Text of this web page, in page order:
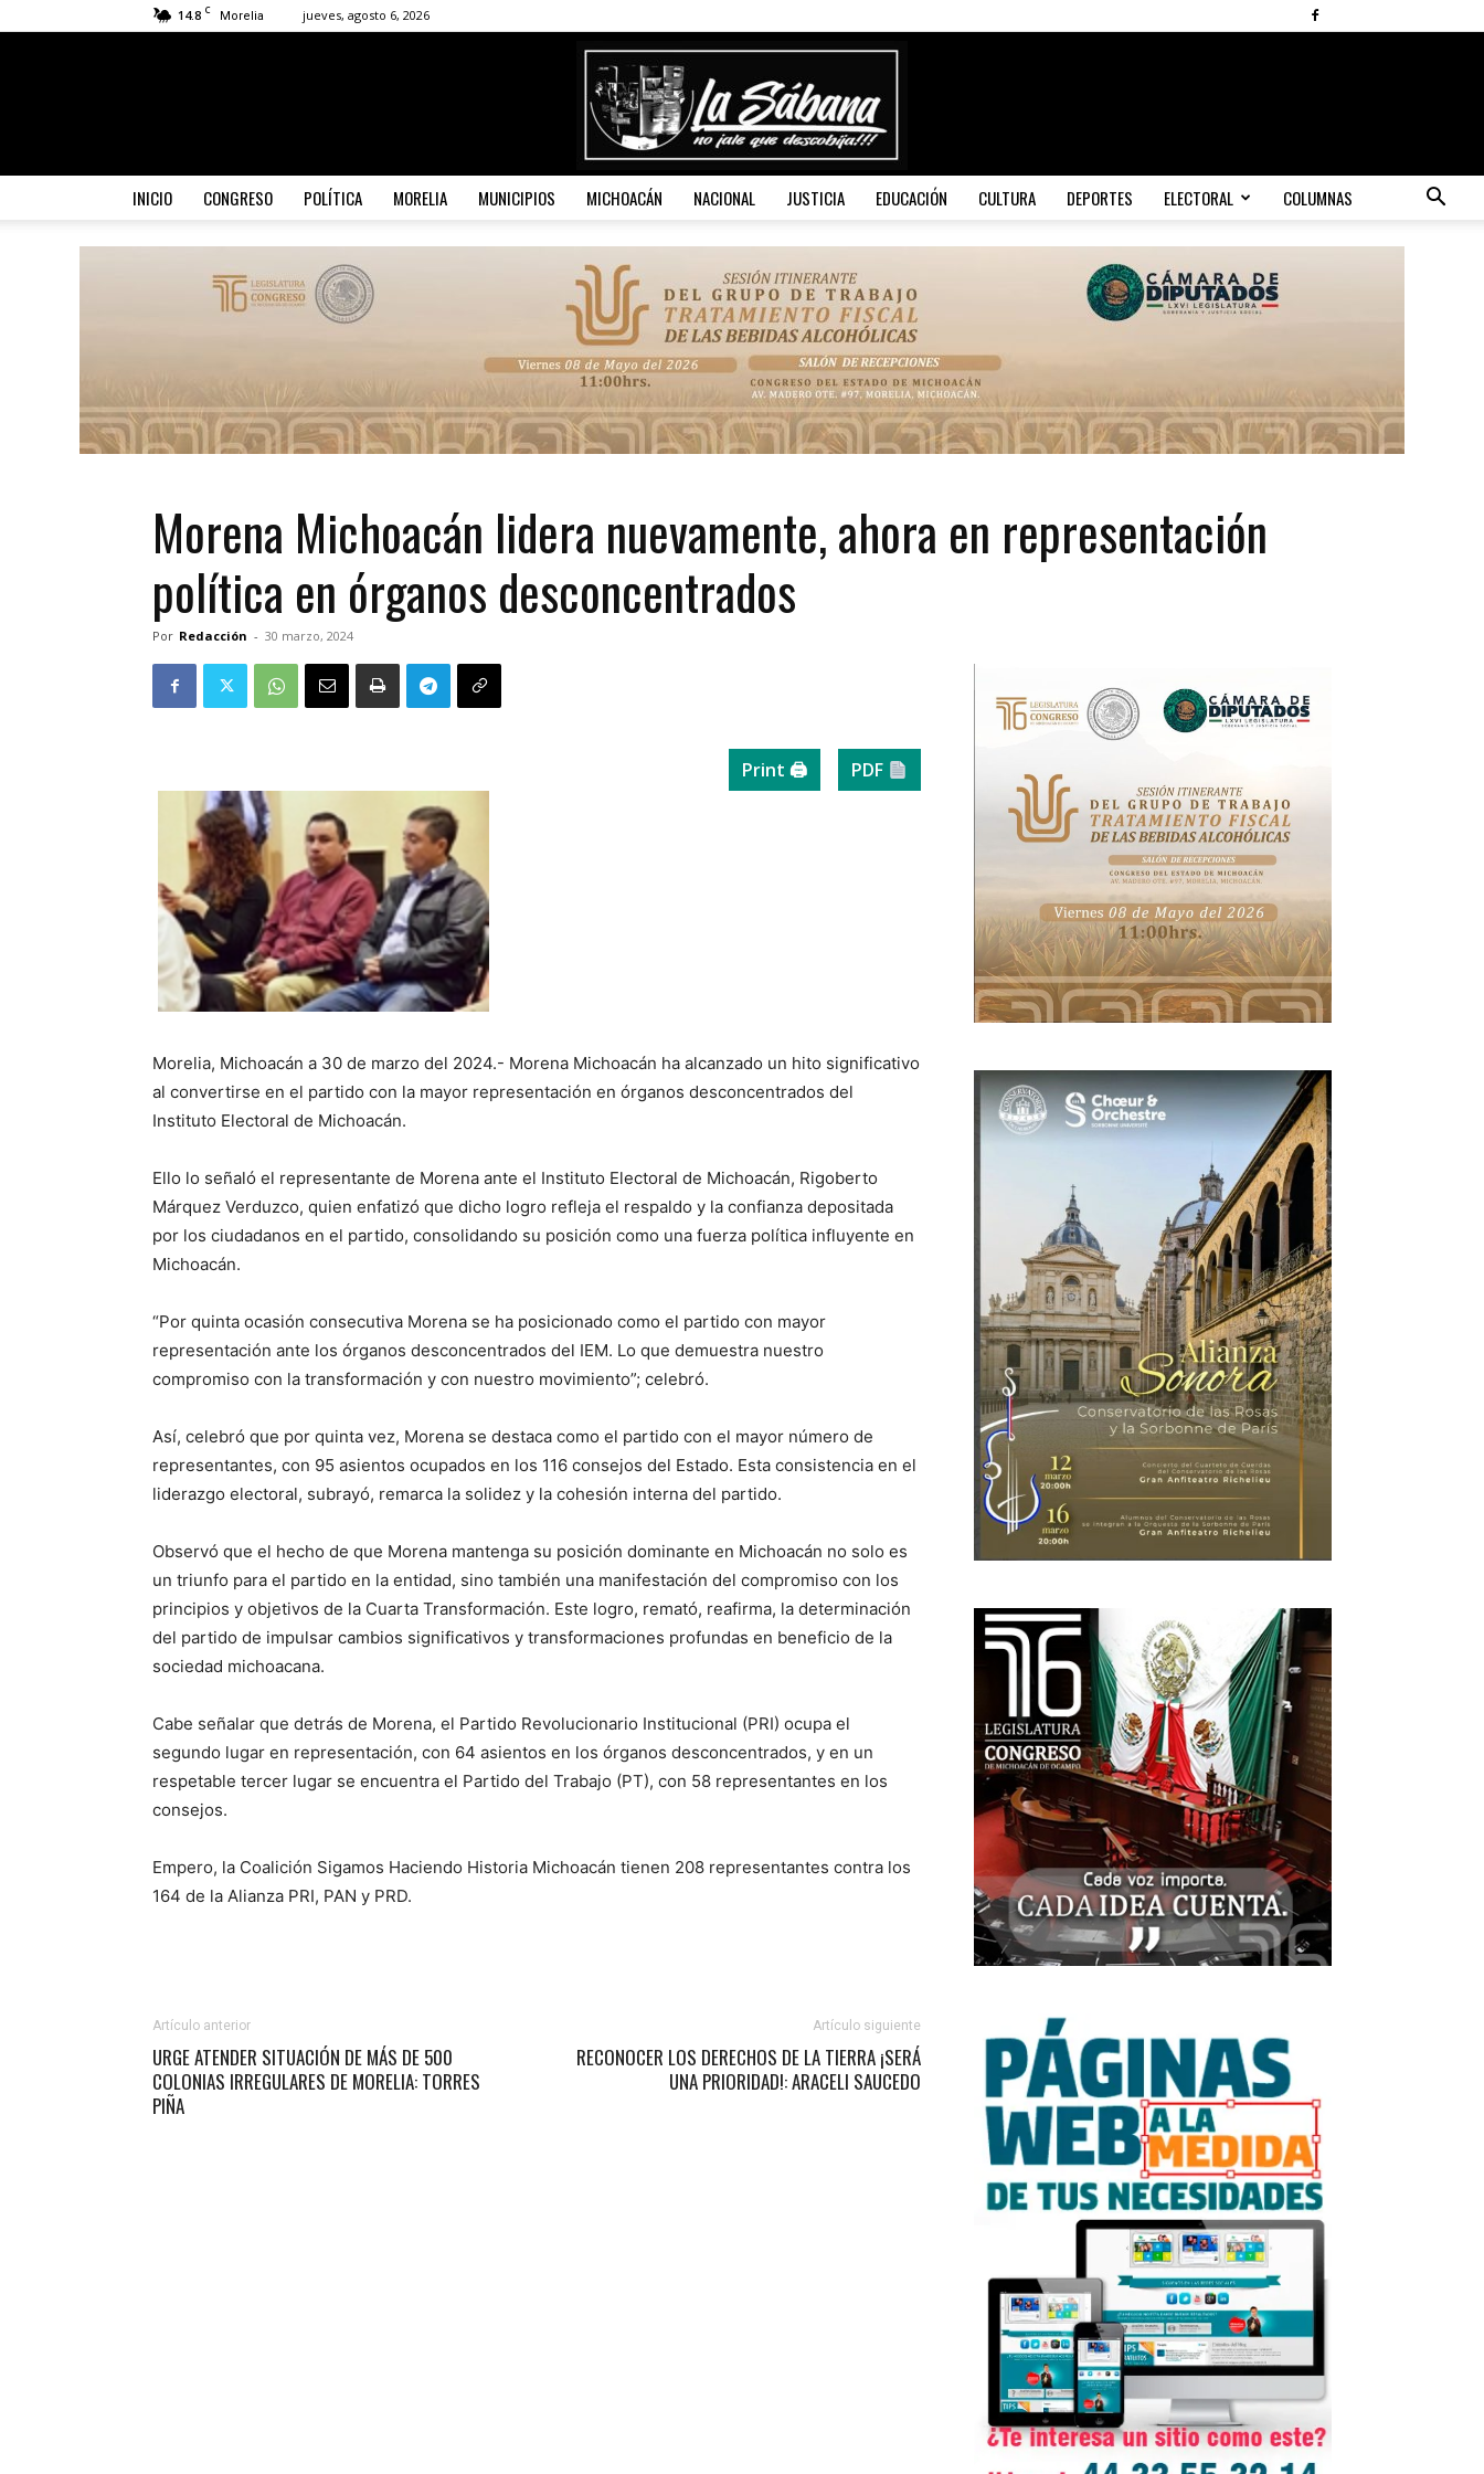
14.8 C Morelia jueves, agosto 6, 2026
Sábana
INICIO CONGRESO POLÍTICA MORELIA MUNICIPIOS MICHOACÁN NACIONAL JUSTICIA EDUCACIÓN CULTURA DEPORTES ELECTORAL COLUMNAS
Morena Michoacán lidera nuevamente, ahora en representación
política en órganos desconcentrados
Por Redacción - 30 marzo, 2024
Print 🖨 PDF
Morelia, Michoacán a 30 de marzo del 2024.- Morena Michoacán ha alcanzado un hito significativo
al convertirse en el partido con la mayor representación en órganos desconcentrados del
Instituto Electoral de Michoacán.
Ello lo señaló el representante de Morena ante el Instituto Electoral de Michoacán, Rigoberto
Márquez Verduzco, quien enfatizó que dicho logro refleja el respaldo y la confianza depositada
por los ciudadanos en el partido, consolidando su posición como una fuerza política influyente en
Michoacán.
“Por quinta ocasión consecutiva Morena se ha posicionado como el partido con mayor
representación ante los órganos desconcentrados del IEM. Lo que demuestra nuestro
compromiso con la transformación y con nuestro movimiento”; celebró.
Así, celebró que por quinta vez, Morena se destaca como el partido con el mayor número de
representantes, con 95 asientos ocupados en los 116 consejos del Estado. Esta consistencia en el
liderazgo electoral, subrayó, remarca la solidez y la cohesión interna del partido.
Observó que el hecho de que Morena mantenga su posición dominante en Michoacán no solo es
un triunfo para el partido en la entidad, sino también una manifestación del compromiso con los
principios y objetivos de la Cuarta Transformación. Este logro, remató, reafirma, la determinación
del partido de impulsar cambios significativos y transformaciones profundas en beneficio de la
sociedad michoacana.
Cabe señalar que detrás de Morena, el Partido Revolucionario Institucional (PRI) ocupa el
segundo lugar en representación, con 64 asientos en los órganos desconcentrados, y en un
respetable tercer lugar se encuentra el Partido del Trabajo (PT), con 58 representantes en los
consejos.
Empero, la Coalición Sigamos Haciendo Historia Michoacán tienen 208 representantes contra los
164 de la Alianza PRI, PAN y PRD.
Artículo anterior
URGE ATENDER SITUACIÓN DE MÁS DE 500
COLONIAS IRREGULARES DE MORELIA: TORRES
PIÑA
Artículo siguiente
RECONOCER LOS DERECHOS DE LA TIERRA ¡SERÁ
UNA PRIORIDAD!: ARACELI SAUCEDO